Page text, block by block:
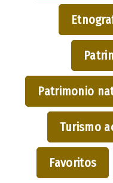
Patrimonio
Turismo
Favoritos